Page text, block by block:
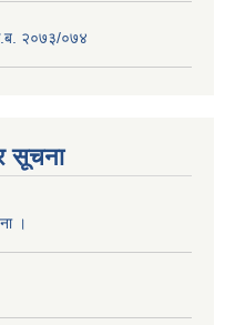
२०७३/०७४
सूचना
।